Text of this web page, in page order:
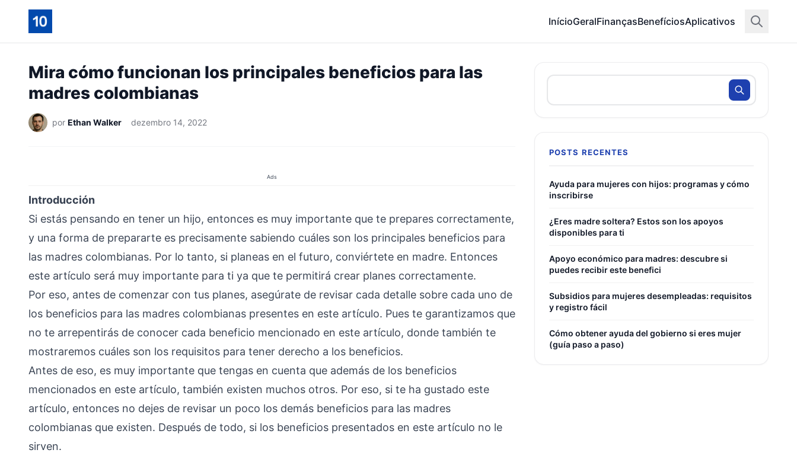
InícioGeralFinançasBenefíciosAplicativos
Mira cómo funcionan los principales beneficios para las
madres colombianas
por Ethan Walker dezembro 14, 2022
Ads
Introducción
Si estás pensando en tener un hijo, entonces es muy importante que te prepares correctamente,
y una forma de prepararte es precisamente sabiendo cuáles son los principales beneficios para
las madres colombianas. Por lo tanto, si planeas en el futuro, conviértete en madre. Entonces
este artículo será muy importante para ti ya que te permitirá crear planes correctamente.
Por eso, antes de comenzar con tus planes, asegúrate de revisar cada detalle sobre cada uno de
los beneficios para las madres colombianas presentes en este artículo. Pues te garantizamos que
no te arrepentirás de conocer cada beneficio mencionado en este artículo, donde también te
mostraremos cuáles son los requisitos para tener derecho a los beneficios.
Antes de eso, es muy importante que tengas en cuenta que además de los beneficios
mencionados en este artículo, también existen muchos otros. Por eso, si te ha gustado este
artículo, entonces no dejes de revisar un poco los demás beneficios para las madres
colombianas que existen. Después de todo, si los beneficios presentados en este artículo no le
sirven.
POSTS RECENTES
Ayuda para mujeres con hijos: programas y cómo
inscribirse
¿Eres madre soltera? Estos son los apoyos
disponibles para ti
Apoyo económico para madres: descubre si
puedes recibir este benefici
Subsidios para mujeres desempleadas: requisitos
y registro fácil
Cómo obtener ayuda del gobierno si eres mujer
(guía paso a paso)